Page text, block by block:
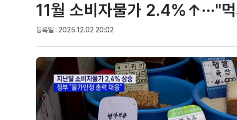
11월 소비자물가 2.4%↑···"
등록일 : 2025.12.02 20:02